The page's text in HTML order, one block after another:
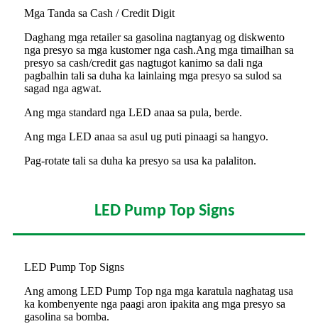
Mga Tanda sa Cash / Credit Digit
Daghang mga retailer sa gasolina nagtanyag og diskwento
nga presyo sa mga kustomer nga cash.Ang mga timailhan sa
presyo sa cash/credit gas nagtugot kanimo sa dali nga
pagbalhin tali sa duha ka lainlaing mga presyo sa sulod sa
sagad nga agwat.
Ang mga standard nga LED anaa sa pula, berde.
Ang mga LED anaa sa asul ug puti pinaagi sa hangyo.
Pag-rotate tali sa duha ka presyo sa usa ka palaliton.
LED Pump Top Signs
LED Pump Top Signs
Ang among LED Pump Top nga mga karatula naghatag usa
ka kombenyente nga paagi aron ipakita ang mga presyo sa
gasolina sa bomba.